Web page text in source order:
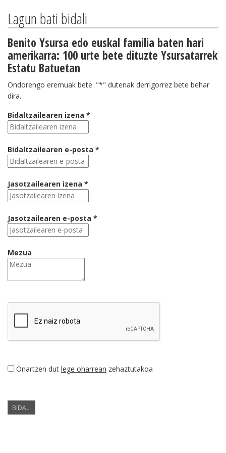
Lagun bati bidali
Benito Ysursa edo euskal familia baten hari
amerikarra: 100 urte bete dituzte Ysursatarrek
Estatu Batuetan
Ondorengo eremuak bete. "*" dutenak derrigorrez bete behar
dira.
Bidaltzailearen izena *
Bidaltzailearen e-posta *
Jasotzailearen izena *
Jasotzailearen e-posta *
Mezua
Onartzen dut lege oharrean zehaztutakoa
BIDALI